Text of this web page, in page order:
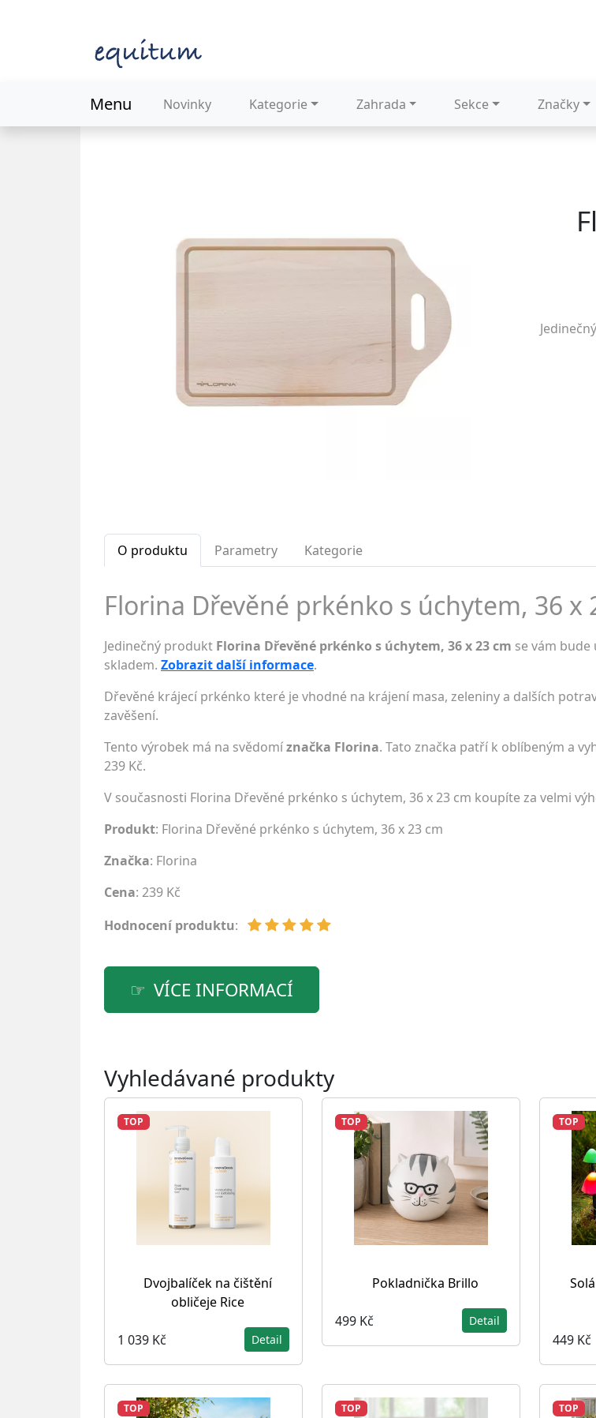
Menu Novinky Kategorie Zahrada Sekce Značky
O produktu Parametry Kategorie
Florina Dřevěné prkénko s úchytem, 36 x
Jedinečný produkt Florina Dřevěné prkénko s úchytem, 36 x 23 cm se vám
skladem. Zobrazit další informace.
Dřevěné krájecí prkénko které je vhodné na krájení masa, zeleniny a dalších
zavěšení.
Tento výrobek má na svědomíznačka Florina. Tato značka patří k oblíbeným a
239 Kč.
V současnosti Florina Dřevěné prkénko s úchytem, 36 x 23 cm koupíte za velmi
Produkt: Florina Dřevěné prkénko s úchytem, 36 x 23 cm
Značka: Florina
Cena: 239 Kč
Hodnocení produktu:
VÍCE INFORMACÍ
Vyhledávané produkty
TOP
Dvojbalíček na čištění
obličeje Rice
1 039 Kč Detail
TOP
Pokladnička Brillo
499 Kč Detail
TOP
449 Kč
TOP TOP TOP